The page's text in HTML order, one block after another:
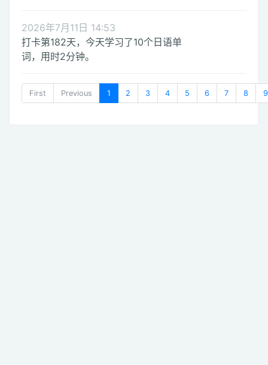
2026年7月11日 14:53
打卡第182天，今天学习了10个日语单
词，用时2分钟。
First Previous 1 2 3 4 5 6 7 8 9